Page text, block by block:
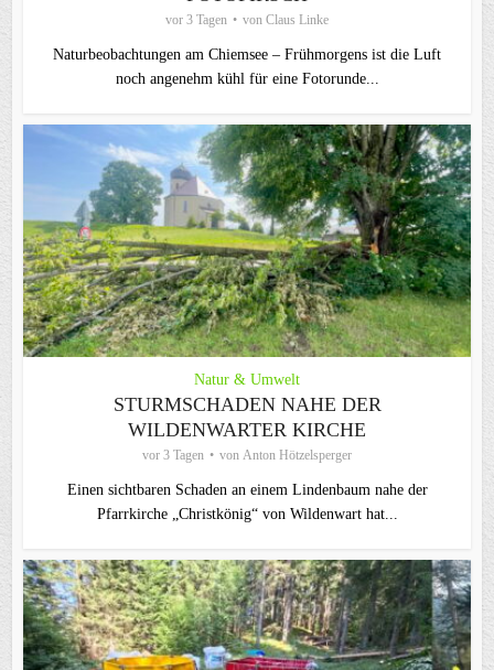
vor 3 Tagen von Claus Linke
Naturbeobachtungen am Chiemsee – Frühmorgens ist die Luft
noch angenehm kühl für eine Fotorunde...
Natur & Umwelt
STURMSCHADEN NAHE DER
WILDENWARTER KIRCHE
vor 3 Tagen von Anton Hötzelsperger
Einen sichtbaren Schaden an einem Lindenbaum nahe der
Pfarrkirche „Christkönig“ von Wildenwart hat...